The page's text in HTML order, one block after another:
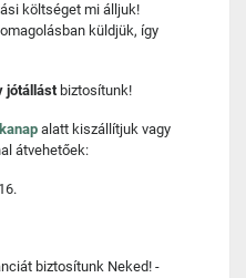
költséget mi álljuk!
küldjük, így
jótállást biztosítunk!
alatt kiszállítjuk vagy
átvehetőek:
biztosítunk Neked! -